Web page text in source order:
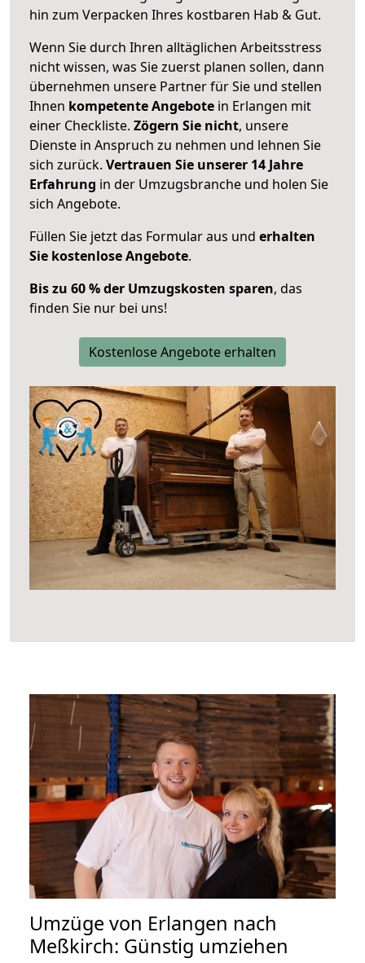
hin zum Verpacken Ihres kostbaren Hab & Gut.
Wenn Sie durch Ihren alltäglichen Arbeitsstress
nicht wissen, was Sie zuerst planen sollen, dann
übernehmen unsere Partner für Sie und stellen
Ihnen kompetente Angebote in Erlangen mit
einer Checkliste. Zögern Sie nicht, unsere
Dienste in Anspruch zu nehmen und lehnen Sie
sich zurück. Vertrauen Sie unserer 14 Jahre
Erfahrung in der Umzugsbranche und holen Sie
sich Angebote.
Füllen Sie jetzt das Formular aus und erhalten
Sie kostenlose Angebote.
Bis zu 60 % der Umzugskosten sparen, das
finden Sie nur bei uns!
Kostenlose Angebote erhalten
Umzüge von Erlangen nach
Meßkirch: Günstig umziehen